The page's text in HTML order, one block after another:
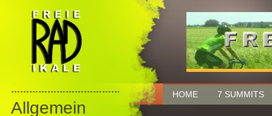
HOME 7 SUMMITS
……………………………………
Allgemein